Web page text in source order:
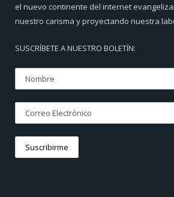
el nuevo continente del internet
nuestro carisma y proyectando nuestra
SUSCRÍBETE A NUESTRO BOLETÍN: